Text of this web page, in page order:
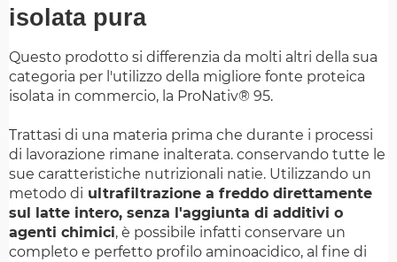
isolata pura
Questo prodotto si differenzia da molti altri della sua
categoria per l'utilizzo della migliore fonte proteica
isolata in commercio, la ProNativ® 95.
Trattasi di una materia prima che durante i processi
di lavorazione rimane inalterata. conservando tutte le
sue caratteristiche nutrizionali natie. Utilizzando un
metodo di ultrafiltrazione a freddo direttamente
sul latte intero, senza l'aggiunta di additivi o
agenti chimici, è possibile infatti conservare un
completo e perfetto profilo aminoacidico, al fine di